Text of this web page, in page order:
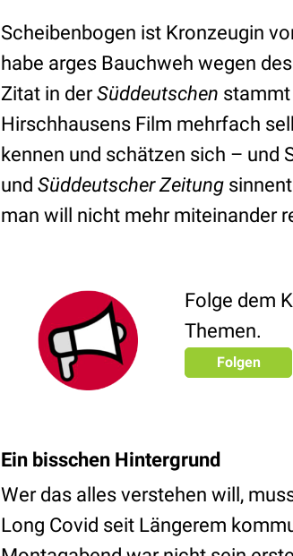
Scheibenbogen ist Kronzeugin
habe arges Bauchweh wegen
Zitat in derSüddeutschen stammt
Hirschhausens Film mehrfach
kennen und schätzen sich – und
und Süddeutscher Zeitung
man will nicht mehr miteinander
Folge dem
Themen.
Folgen
Ein bisschen Hintergrund
Wer das alles verstehen will,
Long Covid seit Längerem